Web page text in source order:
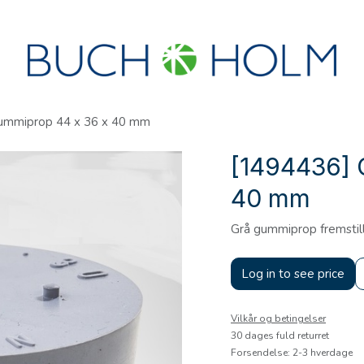
44 x 36 x 40 mm
[1494436]
40 mm
Grå gummiprop
Log in to see price
Vilkår og betingelser
30 dages fuld returret
Forsendelse: 2-3 hverdage